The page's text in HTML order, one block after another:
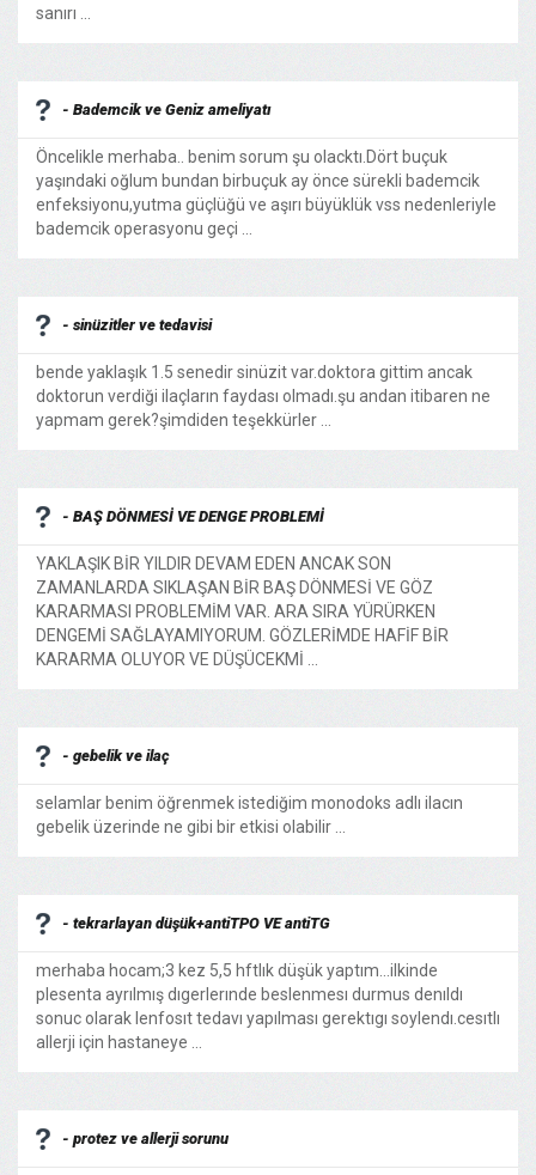
sanırı ...
- Bademcik ve Geniz ameliyatı
Öncelikle merhaba.. benim sorum şu olacktı.Dört buçuk
yaşındaki oğlum bundan birbuçuk ay önce sürekli bademcik
enfeksiyonu,yutma güçlüğü ve aşırı büyüklük vss nedenleriyle
bademcik operasyonu geçi ...
- sinüzitler ve tedavisi
bende yaklaşık 1.5 senedir sinüzit var.doktora gittim ancak
doktorun verdiği ilaçların faydası olmadı.şu andan itibaren ne
yapmam gerek?şimdiden teşekkürler ...
- BAŞ DÖNMESİ VE DENGE PROBLEMİ
YAKLAŞIK BİR YILDIR DEVAM EDEN ANCAK SON
ZAMANLARDA SIKLAŞAN BİR BAŞ DÖNMESİ VE GÖZ
KARARMASI PROBLEMİM VAR. ARA SIRA YÜRÜRKEN
DENGEMİ SAĞLAYAMIYORUM. GÖZLERİMDE HAFİF BİR
KARARMA OLUYOR VE DÜŞÜCEKMİ ...
- gebelik ve ilaç
selamlar benim öğrenmek istediğim monodoks adlı ilacın
gebelik üzerinde ne gibi bir etkisi olabilir ...
- tekrarlayan düşük+antiTPO VE antiTG
merhaba hocam;3 kez 5,5 hftlık düşük yaptım...ilkinde
plesenta ayrılmış dıgerlerınde beslenmesı durmus denıldı
sonuc olarak lenfosıt tedavı yapılması gerektıgı soylendı.cesıtlı
allerji için hastaneye ...
- protez ve allerji sorunu